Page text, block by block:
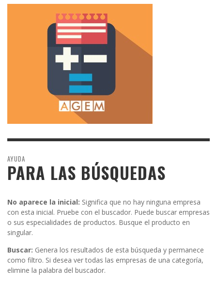
AYUDA
PARA LAS BÚSQUEDAS
No aparece la inicial: Significa que no hay ninguna empresa
con esta inicial. Pruebe con el buscador. Puede buscar empresas
o sus especialidades de productos. Busque el producto en
singular.
Buscar: Genera los resultados de esta búsqueda y permanece
como filtro. Si desea ver todas las empresas de una categoría,
elimine la palabra del buscador.